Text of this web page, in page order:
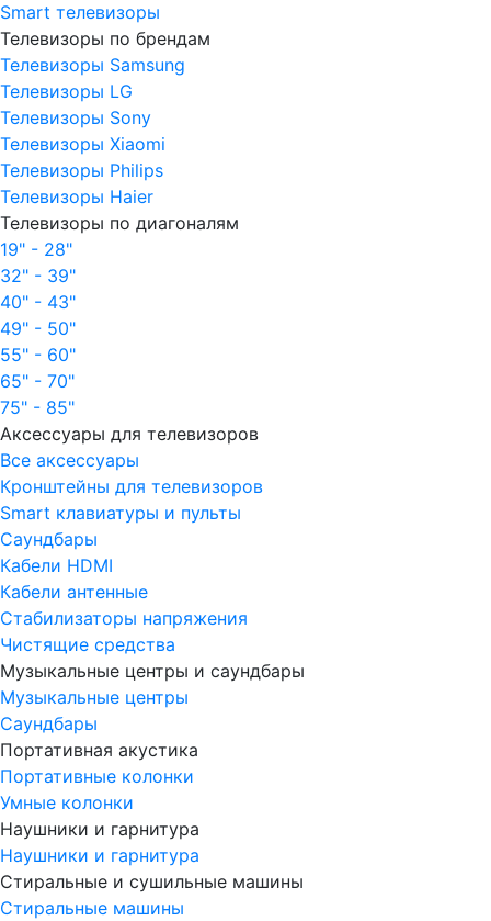
Smart телевизоры
Телевизоры по брендам
Телевизоры Samsung
Телевизоры LG
Телевизоры Sony
Телевизоры Xiaomi
Телевизоры Philips
Телевизоры Haier
Телевизоры по диагоналям
19" - 28"
32" - 39"
40" - 43"
49" - 50"
55" - 60"
65" - 70"
75" - 85"
Аксессуары для телевизоров
Все аксессуары
Кронштейны для телевизоров
Smart клавиатуры и пульты
Саундбары
Кабели HDMI
Кабели антенные
Стабилизаторы напряжения
Чистящие средства
Музыкальные центры и саундбары
Музыкальные центры
Саундбары
Портативная акустика
Портативные колонки
Умные колонки
Наушники и гарнитура
Наушники и гарнитура
Стиральные и сушильные машины
Стиральные машины